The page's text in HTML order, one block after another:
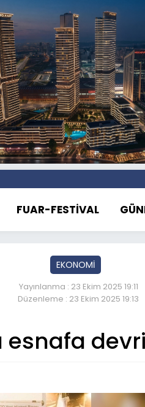
FUAR-FESTİVAL
EKONOMİ
Yayınlanma : 23 Ekim 2025 19:11
Düzenleme : 23 Ekim 2025 19:13
esnafa